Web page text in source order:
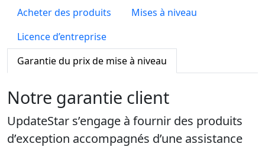
Acheter des produits
Mises à niveau
Licence d’entreprise
Garantie du prix de mise à niveau
Notre garantie client
UpdateStar s’engage à fournir des produits
d’exception accompagnés d’une assistance